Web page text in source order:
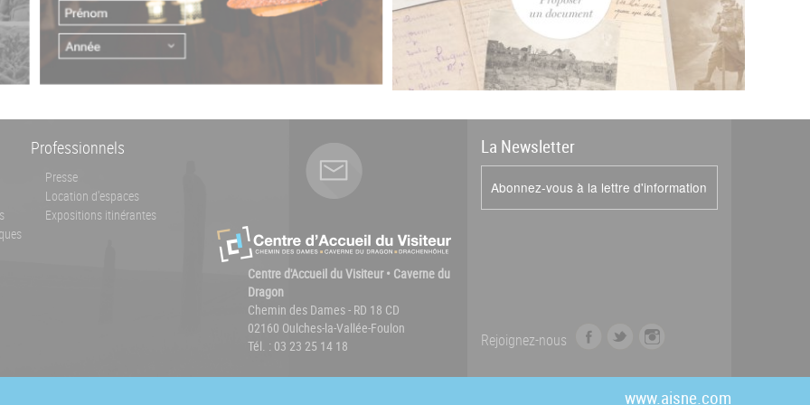
Professionnels
Presse
Location d'espaces
Expositions itinérantes
Centre d'Accueil du Visiteur • Caverne du
Dragon
Chemin des Dames - RD 18 CD
02160 Oulches-la-Vallée-Foulon
Tél. : 03 23 25 14 18
La Newsletter
Abonnez-vous à la lettre d'information
Rejoignez-nous
t
www.aisne.com